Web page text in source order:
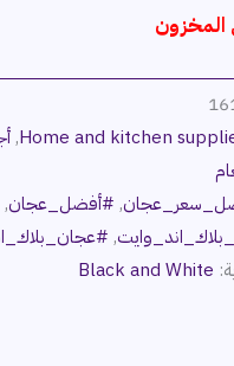
المخزون
Home and kitchen
,
, #أفضل_عجان,
,
Black and White